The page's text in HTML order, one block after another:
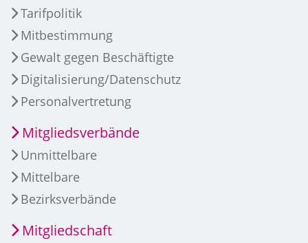
Tarifpolitik
Mitbestimmung
Gewalt gegen Beschäftigte
Digitalisierung/Datenschutz
Personalvertretung
Mitgliedsverbände
Unmittelbare
Mittelbare
Bezirksverbände
Mitgliedschaft